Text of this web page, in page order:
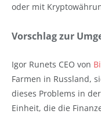
oder mit
Vorschlag zur
Igor Runets CEO von
Farmen in Russland,
dieses Problems in
Einheit, die die